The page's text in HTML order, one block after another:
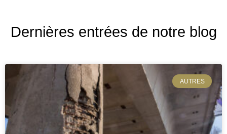
Dernières entrées de notre blog
AUTRES